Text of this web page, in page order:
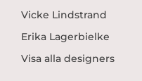
Vicke Lindstrand
Erika Lagerbielke
Visa alla designers